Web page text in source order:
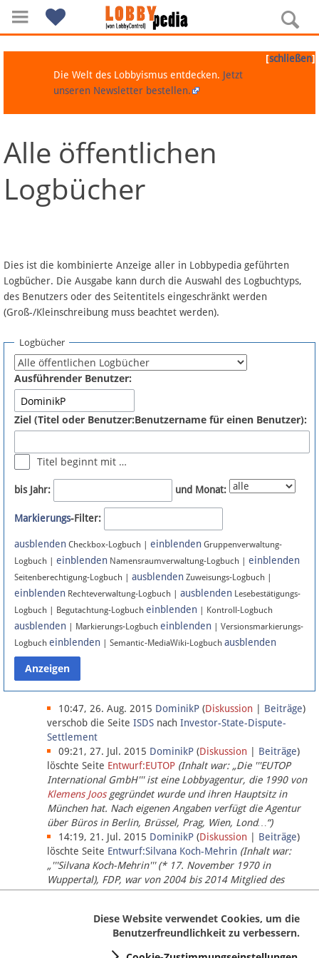
Navigation
Über Lobbypedia
Artikel nach Kategorien
FAQ
Fördermitglied werden
Fehler melden
Newsletter
Bluesky
Facebook
Instagram
Anmelden
Datenschutz
Über Lobbypedia
Impressum
[schließen]
Die Welt des Lobbyismus entdecken. Jetzt
unseren Newsletter bestellen.
Alle öffentlichen
Logbücher
Dies ist die kombinierte Anzeige aller in Lobbypedia geführten
Logbücher. Die Ausgabe kann durch die Auswahl des Logbuchtyps,
des Benutzers oder des Seitentitels eingeschränkt werden
(Groß-/Kleinschreibung muss beachtet werden).
Logbücher
Ausführender Benutzer:
Ziel (Titel oder Benutzer:Benutzername für einen Benutzer):
Titel beginnt mit …
bis Jahr: und Monat:
Markierungs-Filter:
ausblenden Checkbox-Logbuch | einblenden Gruppenverwaltung-
Logbuch | einblenden Namensraumverwaltung-Logbuch | einblenden
Seitenberechtigung-Logbuch | ausblenden Zuweisungs-Logbuch |
einblenden Rechteverwaltung-Logbuch | ausblenden Lesebestätigungs-
Logbuch | Begutachtung-Logbuch einblenden | Kontroll-Logbuch
ausblenden | Markierungs-Logbuch einblenden | Versionsmarkierungs-
Logbuch einblenden | Semantic-MediaWiki-Logbuch ausblenden
10:47, 26. Aug. 2015 DominikP (Diskussion Beiträge)
verschob die Seite ISDS nach Investor-State-Dispute-
Settlement
09:21, 27. Jul. 2015 DominikP (Diskussion Beiträge)
löschte Seite Entwurf:EUTOP (Inhalt war: „Die '''EUTOP
International GmbH''' ist eine Lobbyagentur, die 1990 von
Klemens Joosgegründet wurde und ihren Hauptsitz in
München hat. Nach eigenen Angaben verfügt die Agentur
über Büros in Berlin, Brüssel, Prag, Wien, Lond…“)
14:19, 21. Jul. 2015 DominikP (Diskussion Beiträge)
löschte Seite Entwurf:Silvana Koch-Mehrin (Inhalt war:
„'''Silvana Koch-Mehrin''' (* 17. November 1970 in
Wuppertal), FDP, war von 2004 bis 2014 Mitglied des
Europäischen Parlaments, seit November 2014 ist sie für
Diese Website verwendet Cookies, um die
Benutzerfreundlichkeit zu verbessern.